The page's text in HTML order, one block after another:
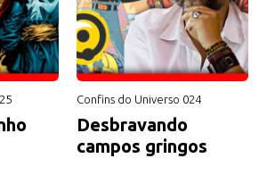
Confins do Universo 024
Desbravando
campos gringos